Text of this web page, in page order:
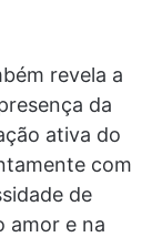
revela a
da
ativa do
com
de
amor e na